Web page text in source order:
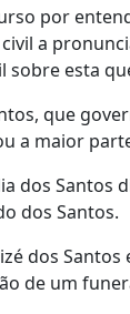
por
a
sobre esta
que
a maior
dos Santos
dos Santos.
dos
de um